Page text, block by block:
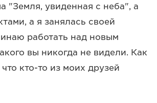
"Земля, увиденная с неба", а
а я занялась своей
работать над новым
вы никогда не видели. Как
кто-то из моих друзей